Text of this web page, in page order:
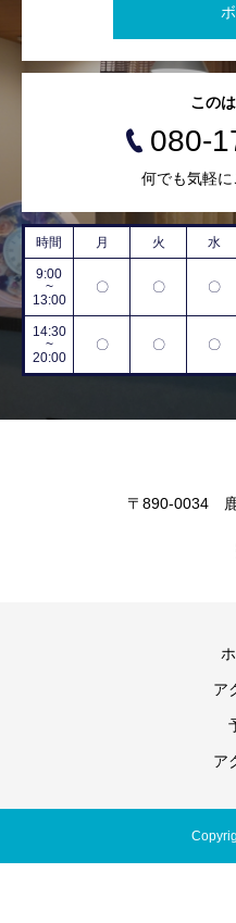
この
080-
何でも気軽
時間 月 火 水
9:00
~
13:00
〇 〇 〇
14:30
~
20:00
〇 〇 〇
〒890-0034
ア
ア